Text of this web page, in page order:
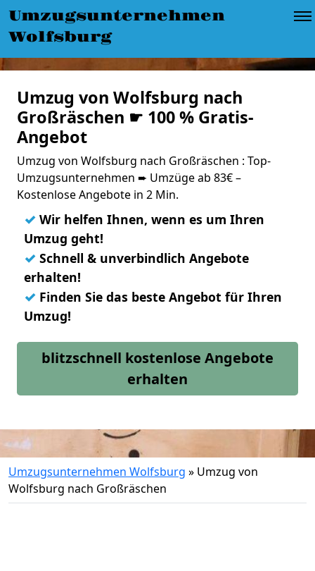
Umzugsunternehmen
Wolfsburg
Umzug von Wolfsburg nach
Großräschen ☛ 100 % Gratis-
Angebot
Umzug von Wolfsburg nach Großräschen : Top-
Umzugsunternehmen ➨ Umzüge ab 83€ –
Kostenlose Angebote in 2 Min.
✓ Wir helfen Ihnen, wenn es um Ihren
Umzug geht!
✓ Schnell & unverbindlich Angebote
erhalten!
✓ Finden Sie das beste Angebot für Ihren
Umzug!
blitzschnell kostenlose Angebote
erhalten
Umzugsunternehmen Wolfsburg » Umzug von
Wolfsburg nach Großräschen